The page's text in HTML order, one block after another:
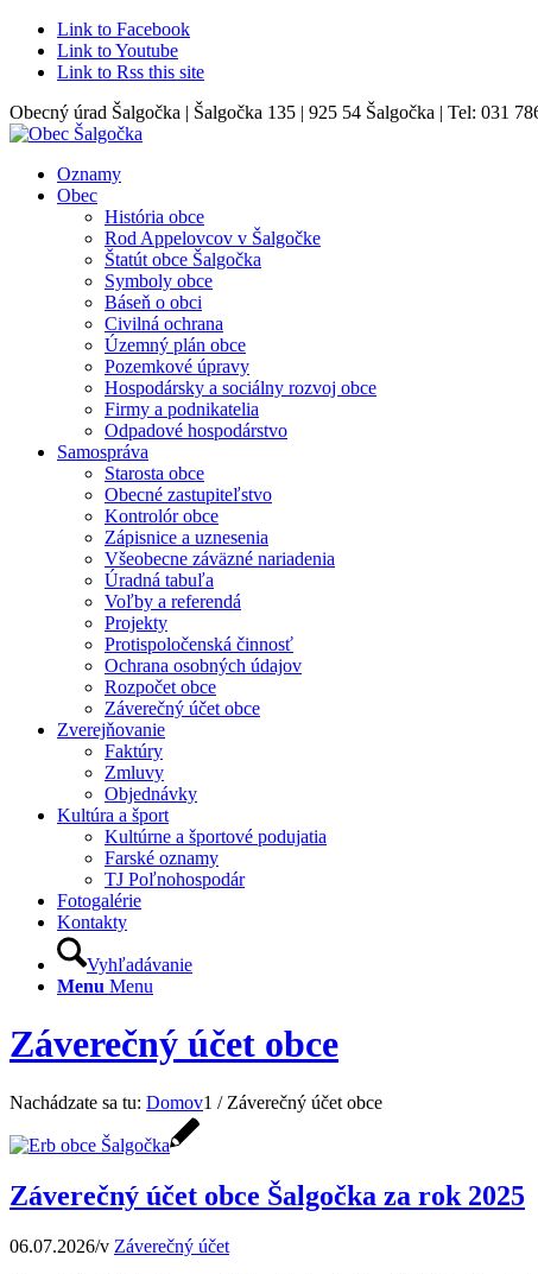
Link to Facebook
Link to Youtube
Link to Rss this site
Obecný úrad Šalgočka | Šalgočka 135 | 925 54 Šalgočka | Tel: 031
Oznamy
Obec
História obce
Rod Appelovcov v Šalgočke
Štatút obce Šalgočka
Symboly obce
Báseň o obci
Civilná ochrana
Územný plán obce
Pozemkové úpravy
Hospodársky a sociálny rozvoj obce
Firmy a podnikatelia
Odpadové hospodárstvo
Samospráva
Starosta obce
Obecné zastupiteľstvo
Kontrolór obce
Zápisnice a uznesenia
Všeobecne záväzné nariadenia
Úradná tabuľa
Voľby a referendá
Projekty
Protispoločenská činnosť
Ochrana osobných údajov
Rozpočet obce
Záverečný účet obce
Zverejňovanie
Faktúry
Zmluvy
Objednávky
Kultúra a šport
Kultúrne a športové podujatia
Farské oznamy
TJ Poľnohospodár
Fotogalérie
Kontakty
Vyhľadávanie
Menu Menu
Záverečný účet obce
Nachádzate sa tu: Domov1 / Záverečný účet obce
Záverečný účet obce Šalgočka za rok 2025
06.07.2026/v Záverečný účet